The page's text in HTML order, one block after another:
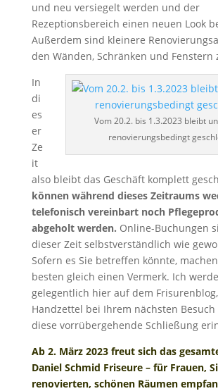
und neu versiegelt werden und der
Rezeptionsbereich einen neuen Look
Außerdem sind kleinere
den Wänden, Schränken und Fenstern
Vom 20.2. bis 1.3.2023 bleibt
renovierungsbedingt
In
di
es
er
Ze
it
also bleibt das Geschäft komplett
können während dieses Zeitraums
telefonisch vereinbart noch
abgeholt werden. Online-Buchungen
dieser Zeit selbstverständlich wie
Sofern es Sie betreffen könnte,
besten gleich einen Vermerk. Ich
gelegentlich hier auf dem
Handzettel bei Ihrem nächsten Besuch
diese vorrübergehende Schließung
Ab 2. März 2023 freut sich das
Daniel Schmid Friseure – für Frauen,
renovierten, schönen Räumen